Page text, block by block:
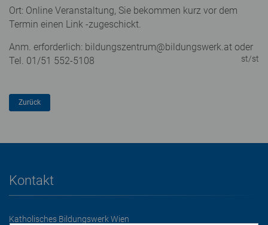
Ort: Online Veranstaltung, Sie bekommen kurz vor dem
Termin einen Link -zugeschickt.
Anm. erforderlich: bildungszentrum@bildungswerk.at oder
Tel. 01/51 552-5108
st/st
Kontakt
Katholisches Bildungswerk Wien